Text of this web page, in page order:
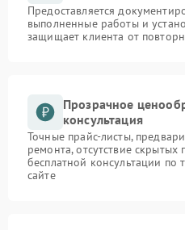
Предоставляется
выполненные работы и
защищает клиента от
Прозрачное
консультация
Точные прайс-листы,
ремонта, отсутствие
бесплатной консультации по
сайте